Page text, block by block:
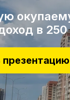
в
презентацию